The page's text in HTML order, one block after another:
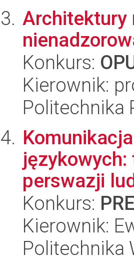
Architektury
Konkurs:
Kierownik:
Politechnika
perswazji
Konkurs:
Kierownik:
Politechnika